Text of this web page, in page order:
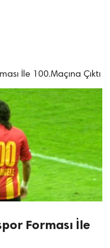
İle 100.Maçına Çıktı
Forması İle